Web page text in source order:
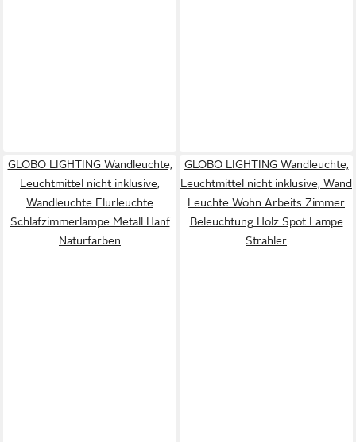
GLOBO LIGHTING Wandleuchte,
Leuchtmittel nicht inklusive,
Wandleuchte Flurleuchte
Schlafzimmerlampe Metall Hanf
Naturfarben
GLOBO LIGHTING Wandleuchte,
Leuchtmittel nicht inklusive, Wand
Leuchte Wohn Arbeits Zimmer
Beleuchtung Holz Spot Lampe
Strahler